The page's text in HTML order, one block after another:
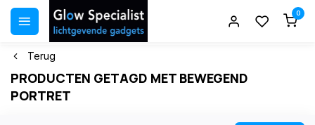
0
Terug
PRODUCTEN GETAGD MET BEWEGEND
PORTRET